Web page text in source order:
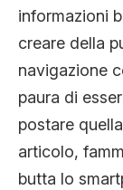
informazioni
creare della
navigazione
paura di
postare
articolo,
butta lo